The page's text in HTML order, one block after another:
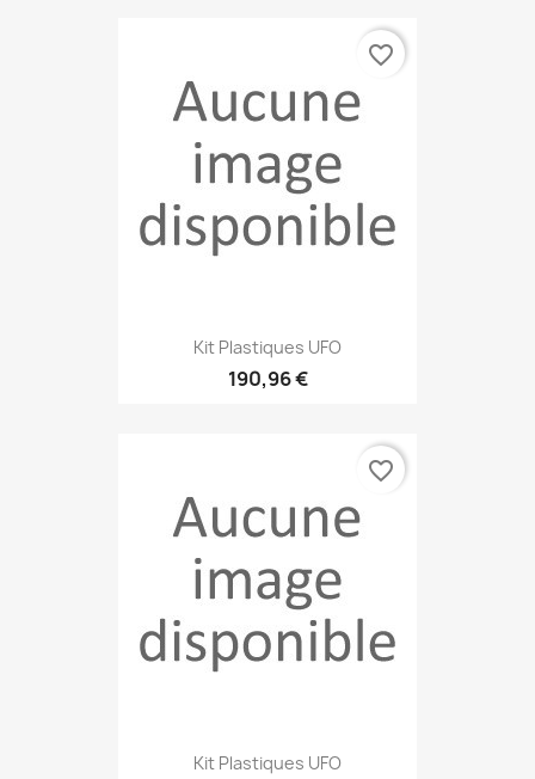
Kit Plastiques UFO
190,96 €
favorite_border
Kit Plastiques UFO
favorite_border